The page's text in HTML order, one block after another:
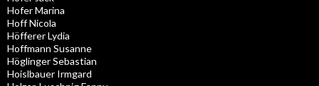
Hofer Marina
Hoff Nicola
Höfferer Lydia
Hoffmann Susanne
Höglinger Sebastian
Hoislbauer Irmgard